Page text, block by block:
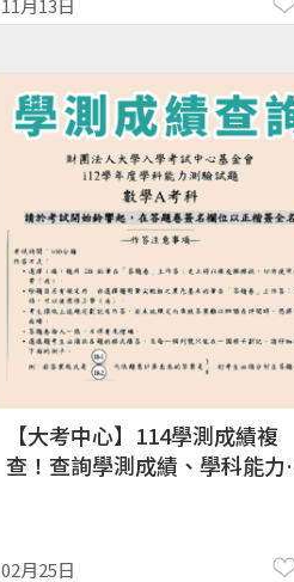
11月13日
【大考中心】114學測成績複
查！查詢學測成績、學科能力
02月25日